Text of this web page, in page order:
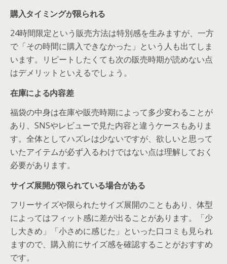
購入タイミングが限られる
24時間限定という販売方法は特別感を生みますが、一方
で「その時間に購入できなかった」という人も出てしま
います。リピートしたくても次の販売時期が読めない点
はデメリットといえるでしょう。
在庫による内容差
福袋の中身は在庫や販売時期によって多少変わることが
あり、SNSやレビューで見た内容と違うケースもありま
す。全体としてハズレは少ないですが、欲しいと思って
いたアイテムが必ず入るわけではない点は理解しておく
必要があります。
サイズ展開が限られている場合がある
フリーサイズや限られたサイズ展開のこともあり、体型
によってはフィット感に差が出ることがあります。「少
し大きめ」「小さめに感じた」といった口コミも見られ
ますので、購入前にサイズ感を確認することがおすすめ
です。